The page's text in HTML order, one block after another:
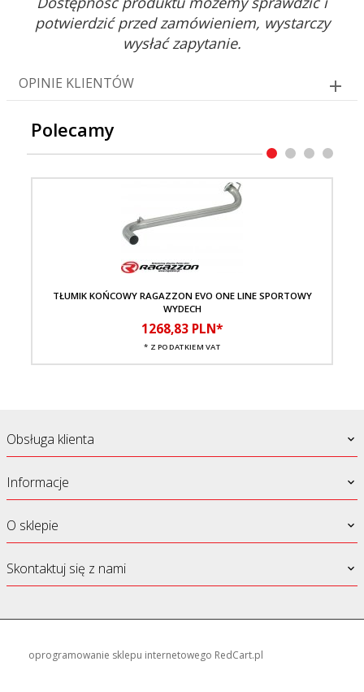
potwierdzić przed zamówieniem, wystarczy
wysłać zapytanie.
OPINIE KLIENTÓW
Polecamy
TŁUMIK KOŃCOWY RAGAZZON EVO ONE LINE SPORTOWY
WYDECH
1268,83 PLN*
* Z PODATKIEM VAT
Obsługa klienta
Informacje
O sklepie
Skontaktuj się z nami
oprogramowanie sklepu internetowego RedCart.pl